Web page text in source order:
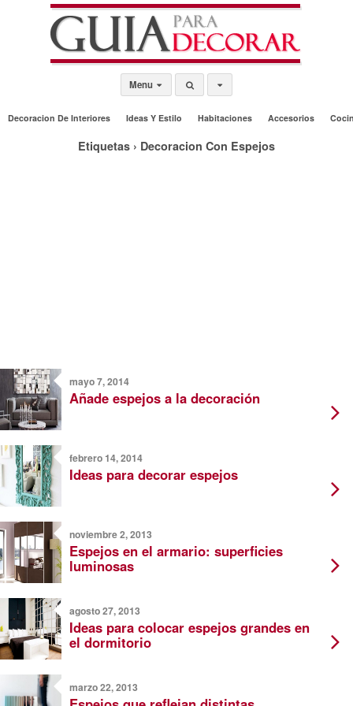
Menu
Decoracion De Interiores Ideas Y Estilo Habitaciones Accesorios
Etiquetas › Decoracion Con Espejos
mayo 7, 2014
Añade espejos a la decoración
febrero 14, 2014
Ideas para decorar espejos
noviembre 2, 2013
Espejos en el armario: superficies
luminosas
agosto 27, 2013
Ideas para colocar espejos grandes en
el dormitorio
marzo 22, 2013